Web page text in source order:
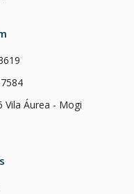
Vila Áurea - Mogi